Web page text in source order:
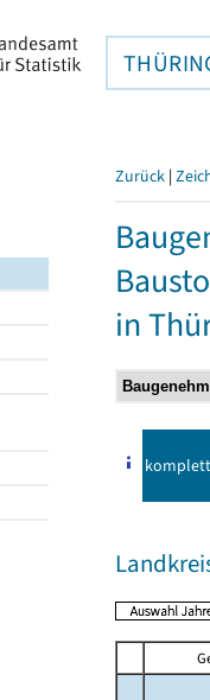
Zurück |
in
komplett